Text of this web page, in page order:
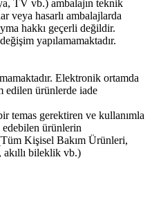
TV vb.) ambalajın teknik
veya hasarlı ambalajlarda
hakkı geçerli değildir.
yapılamamaktadır.
Elektronik ortamda
edilen ürünlerde iade
temas gerektiren ve kullanımla
edebilen ürünlerin
Kişisel Bakım Ürünleri,
bileklik vb.)